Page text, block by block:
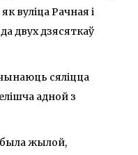
вуліца Рачная і
двух дзясяткаў
сяліцца
адной з
была жылой,